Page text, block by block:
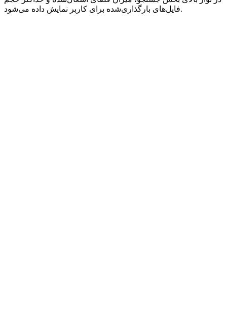
فایل‌های بارگذاری‌شده برای کاربر نمایش داده می‌شود.